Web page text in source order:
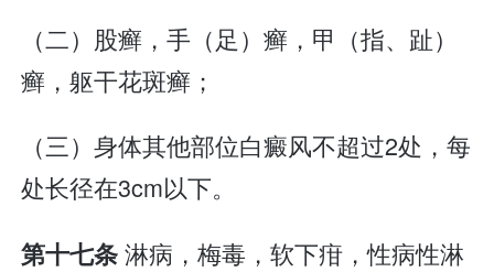
（二）股癣，手（足）癣，甲（指、趾）
癣，躯干花斑癣；
（三）身体其他部位白癜风不超过2处，每
处长径在3cm以下。
第十七条淋病，梅毒，软下疳，性病性淋